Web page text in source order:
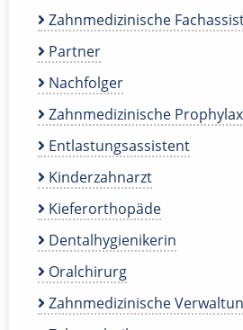
Zahnmedizinische
Partner
Nachfolger
Zahnmedizinische
Entlastungsassistent
Kinderzahnarzt
Kieferorthopäde
Dentalhygienikerin
Oralchirurg
Zahnmedizinische